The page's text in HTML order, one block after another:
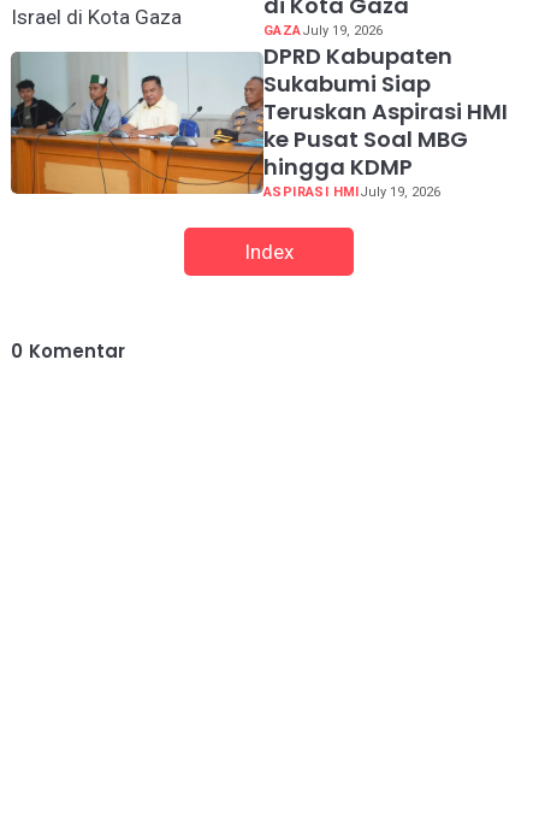
GAZAJuly 19, 2026
DPRD Kabupaten
Sukabumi Siap
Teruskan Aspirasi HMI
ke Pusat Soal MBG
hingga KDMP
ASPIRASI HMI July 19, 2026
Index
0 Komentar